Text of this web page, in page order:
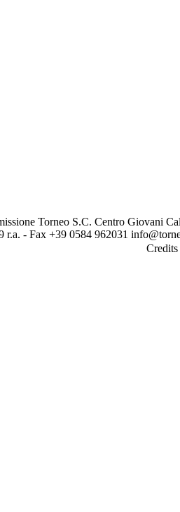
Torneo S.C. Centro Giovani
r.a. - Fax +39 0584 962031
Credits